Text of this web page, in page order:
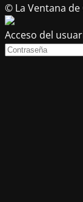
© La Ventana
Acceso del